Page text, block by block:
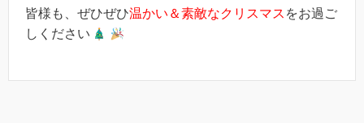
皆様も、ぜひぜひ温かい＆素敵なクリスマス をお過ご
しください